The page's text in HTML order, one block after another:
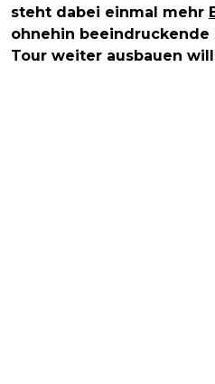
steht dabei einmal mehr
ohnehin beeindruckende
Tour weiter ausbauen